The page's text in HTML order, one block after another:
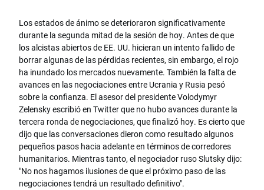
Los estados de ánimo se deterioraron significativamente
durante la segunda mitad de la sesión de hoy. Antes de que
los alcistas abiertos de EE. UU. hicieran un intento fallido de
borrar algunas de las pérdidas recientes, sin embargo, el rojo
ha inundado los mercados nuevamente. También la falta de
avances en las negociaciones entre Ucrania y Rusia pesó
sobre la confianza. El asesor del presidente Volodymyr
Zelensky escribió en Twitter que no hubo avances durante la
tercera ronda de negociaciones, que finalizó hoy. Es cierto que
dijo que las conversaciones dieron como resultado algunos
pequeños pasos hacia adelante en términos de corredores
humanitarios. Mientras tanto, el negociador ruso Slutsky dijo:
"No nos hagamos ilusiones de que el próximo paso de las
negociaciones tendrá un resultado definitivo".